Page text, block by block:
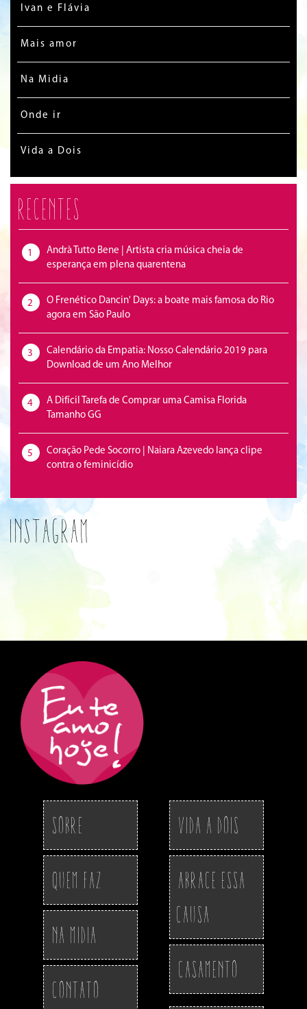
Ivan e Flávia
Mais amor
Na Midia
Onde ir
Vida a Dois
Recentes
1
Andrà Tutto Bene | Artista cria música cheia de
esperança em plena quarentena
2
O Frenético Dancin' Days: a boate mais famosa do Rio
agora em São Paulo
3
Calendário da Empatia: Nosso Calendário 2019 para
Download de um Ano Melhor
4
A Difícil Tarefa de Comprar uma Camisa Florida
Tamanho GG
5
Coração Pede Socorro | Naiara Azevedo lança clipe
contra o feminicídio
Instagram
Sobre
Quem Faz
Na Midia
Contato
Vida a Dois
Abrace essa
Causa
Casamento